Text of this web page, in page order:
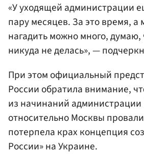
«У уходящей администрации
пару месяцев. За это время, а
нагадить можно много,
никуда не делась», —
При этом официальный
России обратила внимание,
из начинаний администрации
относительно Москвы
потерпела крах концепция
России» на Украине.